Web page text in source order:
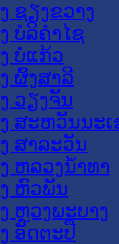
ຊຽງຂວາງ
ບໍລິຄໍາໄຊ
ບໍ່ແກ້ວ
ຜົ້ງສາລີ
ວຽງຈັນ
ສະຫວັນນະ
ສາລະວັນ
ຫລວງນໍ້າທາ
ຫົວພັນ
ຫຼວງພະບາງ
ອັດຕະປື